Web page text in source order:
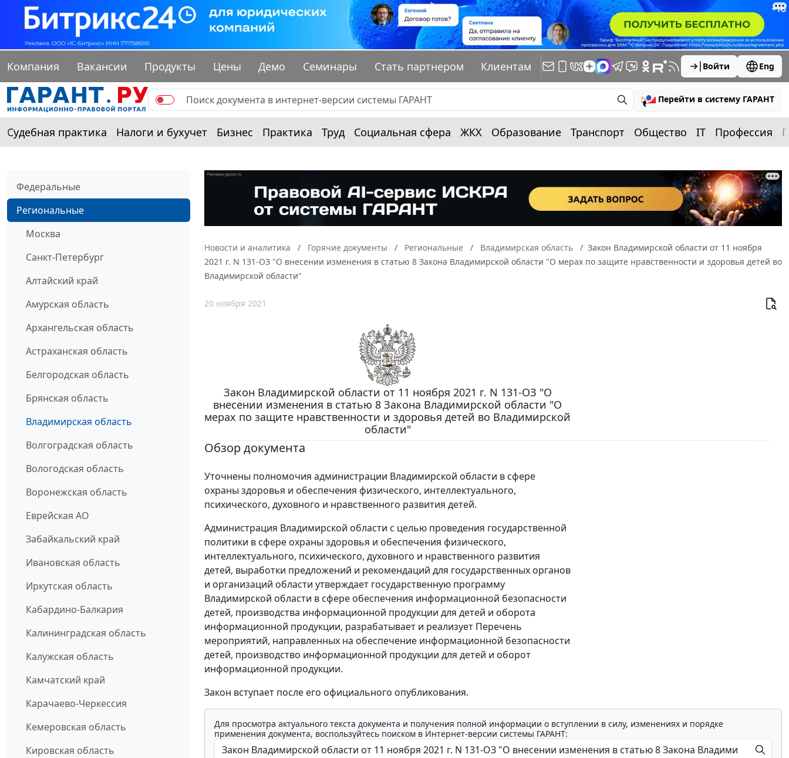
Компания Вакансии Продукты Цены Демо Семинары Стать партнером Клиентам Войти Eng
Перейти в систему ГАРАНТ
Судебная практика Налоги и бухучет Бизнес Практика Труд Социальная сфера ЖКХ Образование Транспорт Общество IT Профессия
Федеральные
Региональные
Москва
Санкт-Петербург
Алтайский край
Амурская область
Архангельская область
Астраханская область
Белгородская область
Брянская область
Владимирская область
Волгоградская область
Вологодская область
Воронежская область
Еврейская АО
Забайкальский край
Ивановская область
Иркутская область
Кабардино-Балкария
Калининградская область
Калужская область
Камчатский край
Карачаево-Черкессия
Кемеровская область
Кировская область
Новости и аналитика Горячие документы Региональные Владимирская область
Закон Владимирской области от 11 ноября
2021 г. N 131-ОЗ "О внесении изменения в статью 8 Закона Владимирской области "О мерах по защите нравственности и здоровья детей во
Владимирской области"
20 ноября 2021
Закон Владимирской области от 11 ноября 2021 г. N 131-ОЗ "О
внесении изменения в статью 8 Закона Владимирской области "О
мерах по защите нравственности и здоровья детей во Владимирской
области"
Обзор документа
Уточнены полномочия администрации Владимирской области в сфере
охраны здоровья и обеспечения физического, интеллектуального,
психического, духовного и нравственного развития детей.
Администрация Владимирской области с целью проведения государственной
политики в сфере охраны здоровья и обеспечения физического,
интеллектуального, психического, духовного и нравственного развития
детей, выработки предложений и рекомендаций для государственных органов
и организаций области утверждает государственную программу
Владимирской области в сфере обеспечения информационной безопасности
детей, производства информационной продукции для детей и оборота
информационной продукции, разрабатывает и реализует Перечень
мероприятий, направленных на обеспечение информационной безопасности
детей, производство информационной продукции для детей и оборот
информационной продукции.
Закон вступает после его официального опубликования.
Для просмотра актуального текста документа и получения полной информации о вступлении в силу, изменениях и порядке
применения документа, воспользуйтесь поиском в Интернет-версии системы ГАРАНТ: